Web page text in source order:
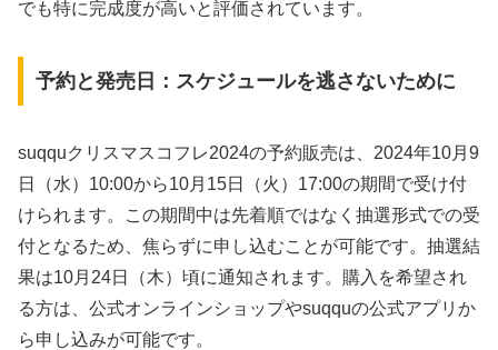
でも特に完成度が高いと評価されています。
予約と発売日：スケジュールを逃さないために
suqquクリスマスコフレ2024の予約販売は、2024年10月9
日（水）10:00から10月15日（火）17:00の期間で受け付
けられます。この期間中は先着順ではなく抽選形式での受
付となるため、焦らずに申し込むことが可能です。抽選結
果は10月24日（木）頃に通知されます。購入を希望され
る方は、公式オンラインショップやsuqquの公式アプリか
ら申し込みが可能です。